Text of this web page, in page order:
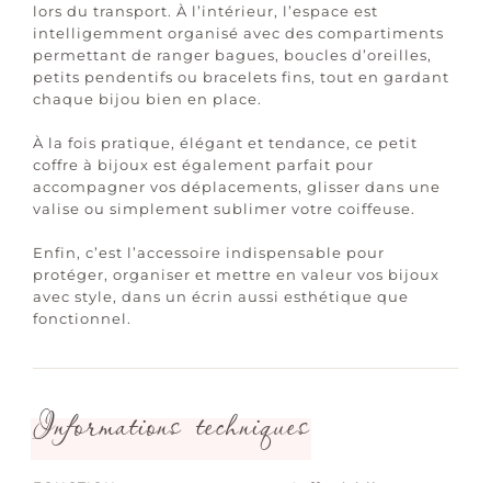
lors du transport. À l’intérieur, l’espace est
intelligemment organisé avec des compartiments
permettant de ranger bagues, boucles d’oreilles,
petits pendentifs ou bracelets fins, tout en gardant
chaque bijou bien en place.
À la fois pratique, élégant et tendance, ce petit
coffre à bijoux est également parfait pour
accompagner vos déplacements, glisser dans une
valise ou simplement sublimer votre coiffeuse.
Enfin, c’est l’accessoire indispensable pour
protéger, organiser et mettre en valeur vos bijoux
avec style, dans un écrin aussi esthétique que
fonctionnel.
Informations techniques